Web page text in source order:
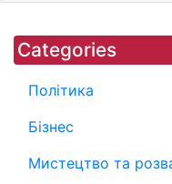
Categories
Політика
Бізнес
Мистецтво та